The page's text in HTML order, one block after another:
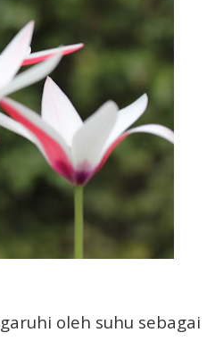
oleh suhu sebagai